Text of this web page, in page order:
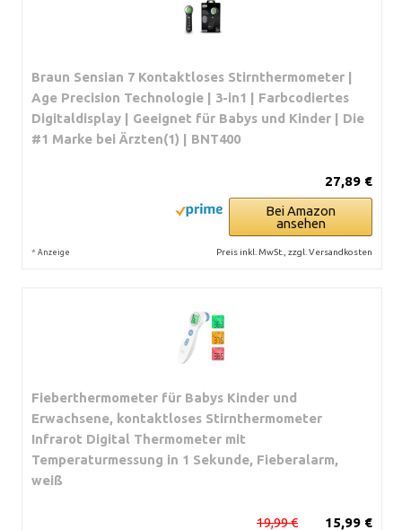
Braun Sensian 7 Kontaktloses Stirnthermometer |
Age Precision Technologie | 3-in1 | Farbcodiertes
Digitaldisplay | Geeignet für Babys und Kinder | Die
#1 Marke bei Ärzten(1) | BNT400
27,89 €
Bei Amazon
ansehen
* Anzeige Preis inkl. MwSt., zzgl. Versandkosten
Fieberthermometer für Babys Kinder und
Erwachsene, kontaktloses Stirnthermometer
Infrarot Digital Thermometer mit
Temperaturmessung in 1 Sekunde, Fieberalarm,
weiß
15,99 €
19,99 €